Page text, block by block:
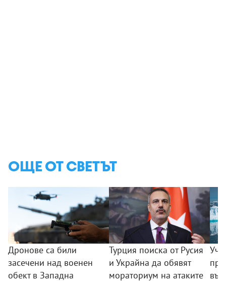
ОЩЕ ОТ СВЕТЪТ
Дронове са били
засечени над военен
обект в Западна
Турция поиска от Русия
и Украйна да обявят
мораториум на атаките